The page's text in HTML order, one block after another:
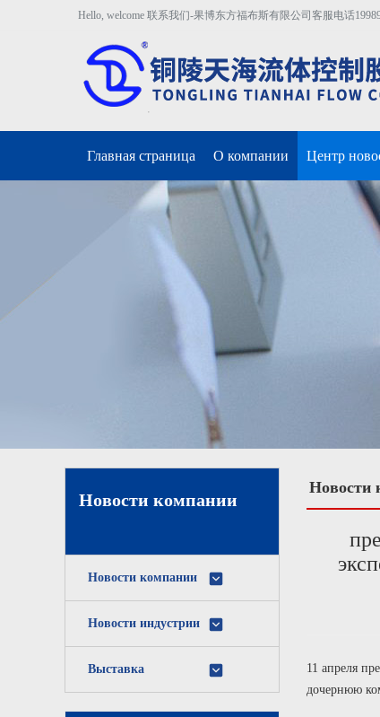
Hello, welcome 联系我们-果博东方福布斯有限公司客服电话
Главная страница О компании Центр
Новости компании
Новости компании
Новости индустрии
Выставка
Новости
11 апреля
дочернюю